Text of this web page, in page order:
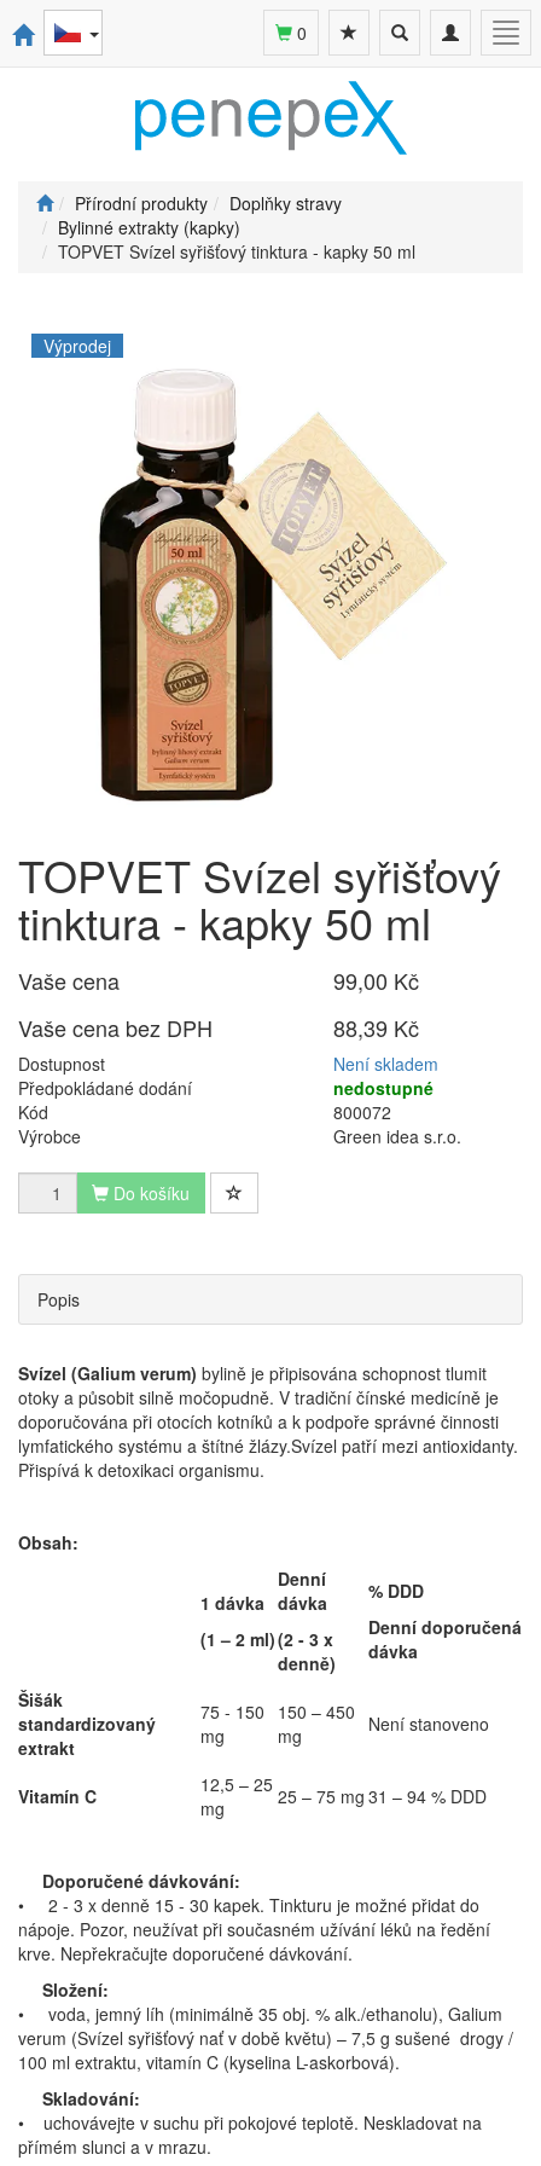
Toggle
navigation
Toggle
search
0
Přírodní produkty
Doplňky stravy
Bylinné extrakty (kapky)
TOPVET Svízel syřišťový tinktura - kapky 50 ml
Výprodej
TOPVET Svízel syřišťový
tinktura - kapky 50 ml
Vaše cena
99,00 Kč
Vaše cena bez DPH
88,39 Kč
Dostupnost
Není skladem
Předpokládané dodání
nedostupné
Kód
800072
Výrobce
Green idea s.r.o.
Do košíku
Popis
Svízel (Galium verum) bylině je připisována schopnost tlumit
otoky a působit silně močopudně. V tradiční čínské medicíně je
doporučována při otocích kotníků a k podpoře správné činnosti
lymfatického systému a štítné žlázy.Svízel patří mezi antioxidanty.
Přispívá k detoxikaci organismu.
Obsah:
1 dávka
(1 – 2 ml)
Denní
dávka
(2 - 3 x
denně)
% DDD
Denní doporučená
dávka
Šišák
standardizovaný
extrakt
75 - 150
mg
150 – 450
mg
Není stanoveno
Vitamín C
12,5 – 25
mg
25 – 75 mg 31 – 94 % DDD
Doporučené dávkování:
• 2 - 3 x denně 15 - 30 kapek. Tinkturu je možné přidat do
nápoje. Pozor, neužívat při současném užívání léků na ředění
krve. Nepřekračujte doporučené dávkování.
Složení:
• voda, jemný líh (minimálně 35 obj. % alk./ethanolu), Galium
verum (Svízel syřišťový nať v době květu) – 7,5 g sušené drogy /
100 ml extraktu, vitamín C (kyselina L-askorbová).
Skladování:
• uchovávejte v suchu při pokojové teplotě. Neskladovat na
přímém slunci a v mrazu.